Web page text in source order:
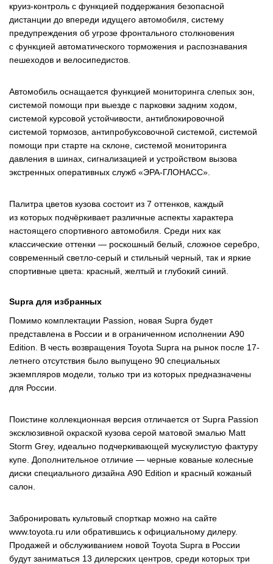
круиз-контроль с функцией поддержания безопасной
дистанции до впереди идущего автомобиля, систему
предупреждения об угрозе фронтального столкновения
с функцией автоматического торможения и распознавания
пешеходов и велосипедистов.
Автомобиль оснащается функцией мониторинга слепых зон,
системой помощи при выезде с парковки задним ходом,
системой курсовой устойчивости, антиблокировочной
системой тормозов, антипробуксовочной системой, системой
помощи при старте на склоне, системой мониторинга
давления в шинах, сигнализацией и устройством вызова
экстренных оперативных служб «ЭРА-ГЛОНАСС».
Палитра цветов кузова состоит из 7 оттенков, каждый
из которых подчёркивает различные аспекты характера
настоящего спортивного автомобиля. Среди них как
классические оттенки — роскошный белый, сложное серебро,
современный светло-серый и стильный черный, так и яркие
спортивные цвета: красный, желтый и глубокий синий.
Supra для избранных
Помимо комплектации Passion, новая Supra будет
представлена в России и в ограниченном исполнении A90
Edition. В честь возвращения Toyota Supra на рынок после 17-
летнего отсутствия было выпущено 90 специальных
экземпляров модели, только три из которых предназначены
для России.
Поистине коллекционная версия отличается от Supra Passion
эксклюзивной окраской кузова серой матовой эмалью Matt
Storm Grey, идеально подчеркивающей мускулистую фактуру
купе. Дополнительное отличие — черные кованые колесные
диски специального дизайна A90 Edition и красный кожаный
салон.
Забронировать культовый спорткар можно на сайте
www.toyota.ru или обратившись к официальному дилеру.
Продажей и обслуживанием новой Toyota Supra в России
будут заниматься 13 дилерских центров, среди которых три